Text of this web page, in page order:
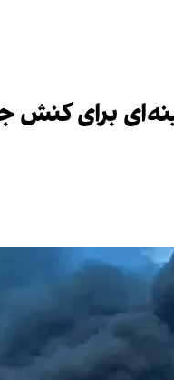
برای کنش